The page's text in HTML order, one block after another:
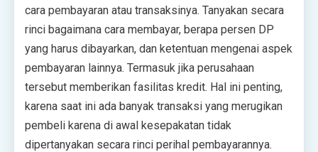
cara pembayaran atau transaksinya. Tanyakan secara
rinci bagaimana cara membayar, berapa persen DP
yang harus dibayarkan, dan ketentuan mengenai aspek
pembayaran lainnya. Termasuk jika perusahaan
tersebut memberikan fasilitas kredit. Hal ini penting,
karena saat ini ada banyak transaksi yang merugikan
pembeli karena di awal kesepakatan tidak
dipertanyakan secara rinci perihal pembayarannya.